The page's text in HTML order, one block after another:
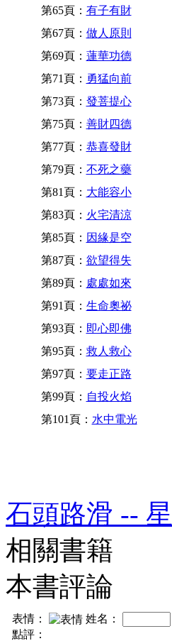
第65頁： 有子有財
第67頁： 做人原則
第69頁： 蓮華功德
第71頁： 勇猛向前
第73頁： 發菩提心
第75頁： 善財四德
第77頁： 恭喜發財
第79頁： 不死之藥
第81頁： 大能容小
第83頁： 火宅清涼
第85頁： 因緣是空
第87頁： 欲望得失
第89頁： 處處如來
第91頁： 生命奧祕
第93頁： 即心即佛
第95頁： 救人救心
第97頁： 要走正路
第99頁： 自投火焰
第101頁： 水中電光
石頭路滑 --
相關書籍
本書評論
表情： 姓名：
點評：